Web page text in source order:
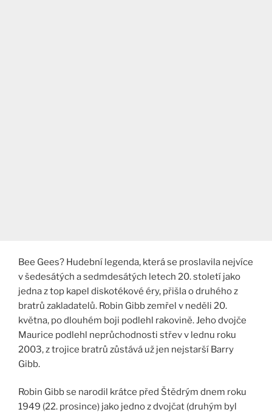
Bee Gees? Hudební legenda, která se proslavila nejvíce
v šedesátých a sedmdesátých letech 20. století jako
jedna z top kapel diskotékové éry, přišla o druhého z
bratrů zakladatelů. Robin Gibb zemřel v neděli 20.
května, po dlouhém boji podlehl rakovině. Jeho dvojče
Maurice podlehl neprůchodnosti střev v lednu roku
2003, z trojice bratrů zůstává už jen nejstarší Barry
Gibb.
Robin Gibb se narodil krátce před Štědrým dnem roku
1949 (22. prosince) jako jedno z dvojčat (druhým byl